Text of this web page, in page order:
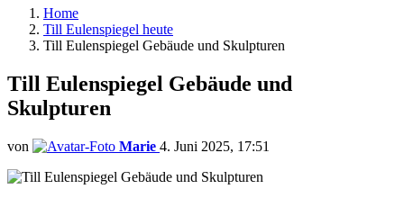
Home
Till Eulenspiegel heute
Till Eulenspiegel Gebäude und Skulpturen
Till Eulenspiegel Gebäude und
Skulpturen
von Marie 4. Juni 2025, 17:51